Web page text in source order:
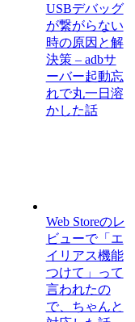
USBデバッグ
が繋がらない
時の原因と解
決策 – adbサ
ーバー起動忘
れで丸一日溶
かした話
Web Storeのレ
ビューで「エ
イリアス機能
つけて」って
言われたの
で、ちゃんと